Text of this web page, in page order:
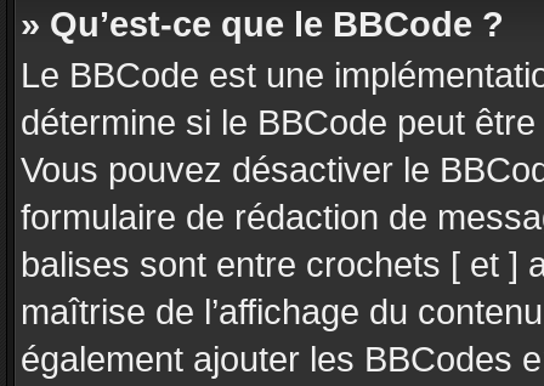
» Qu’est-ce que le BBCode ?
Le BBCode est une
détermine si le BBCode peut
Vous pouvez désactiver le
formulaire de rédaction de
balises sont entre crochets [ et ]
maîtrise de l’affichage du
également ajouter les BBCodes